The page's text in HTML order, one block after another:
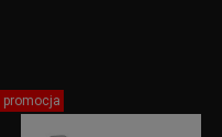
promocja